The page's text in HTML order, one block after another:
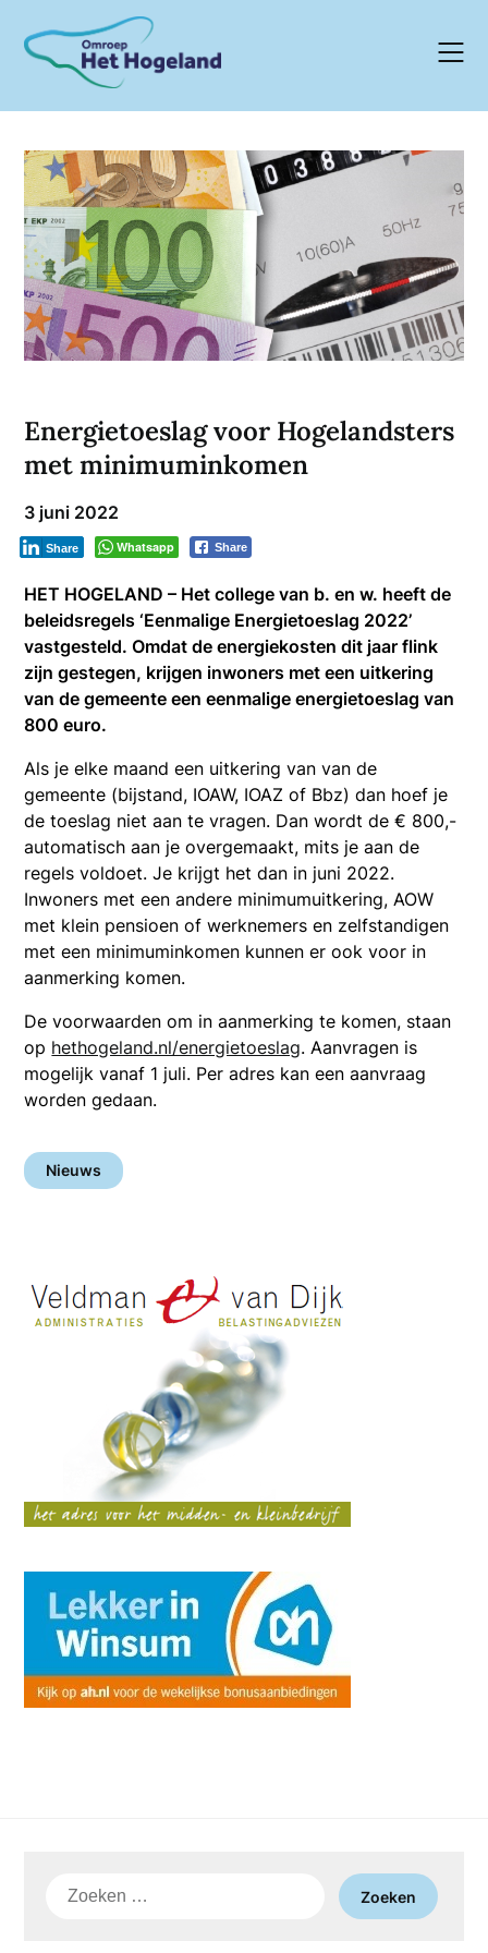
content
Energietoeslag voor Hogelandsters
met minimuminkomen
3 juni 2022
Whatsapp Share
Share
HET HOGELAND – Het college van b. en w. heeft de
beleidsregels ‘Eenmalige Energietoeslag 2022’
vastgesteld. Omdat de energiekosten dit jaar flink
zijn gestegen, krijgen inwoners met een uitkering
van de gemeente een eenmalige energietoeslag van
800 euro.
Als je elke maand een uitkering van van de
gemeente (bijstand, IOAW, IOAZ of Bbz) dan hoef je
de toeslag niet aan te vragen. Dan wordt de € 800,-
automatisch aan je overgemaakt, mits je aan de
regels voldoet. Je krijgt het dan in juni 2022.
Inwoners met een andere minimumuitkering, AOW
met klein pensioen of werknemers en zelfstandigen
met een minimuminkomen kunnen er ook voor in
aanmerking komen.
De voorwaarden om in aanmerking te komen, staan
op hethogeland.nl/energietoeslag. Aanvragen is
mogelijk vanaf 1 juli. Per adres kan een aanvraag
worden gedaan.
Nieuws
Zoeken